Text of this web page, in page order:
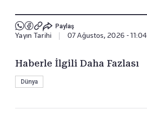
Paylaş
Yayın Tarihi 07 Ağustos, 2026 - 11:04
Haberle İlgili Daha Fazlası
Dünya